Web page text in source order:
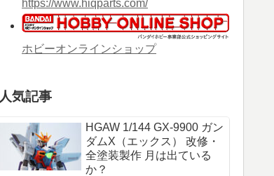
https://www.hiqparts.com/
ホビーオンラインショップ
人気記事
HGAW 1/144 GX-9900 ガン
ダムX（エックス） 改修・
全塗装製作 月は出ている
か？